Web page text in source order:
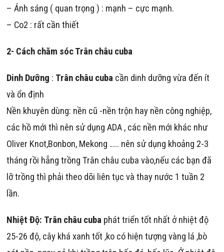
– Ánh sáng ( quan trọng ) : mạnh – cực mạnh.
– Co2 : rất cần thiết
2- Cách chăm sóc Trân châu cuba
Dinh Dưỡng : Trân châu cuba cần dinh dưỡng vừa đến ít
và ổn định
Nền khuyên dùng: nền cũ -nền trộn hay nền công nghiệp,
các hồ mới thì nên sử dụng ADA , các nền mới khác như
Oliver Knot,Bonbon, Mekong ….. nên sử dụng khoảng 2-3
tháng rồi hẵng trồng Trân châu cuba vào,nếu các bạn đã
lỡ trồng thì phải theo dõi liên tục và thay nước 1 tuần 2
lần.
Nhiệt Độ: Trân châu cuba phát triển tốt nhất ở nhiệt độ
25-26 độ, cây khá xanh tốt ,ko có hiện tượng vàng lá ,bò